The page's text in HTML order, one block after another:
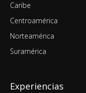
Caribe
Centroamérica
Norteamérica
Suramérica
Experiencias